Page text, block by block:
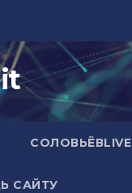
СОЛОВЬЁВLIVE
САЙТУ